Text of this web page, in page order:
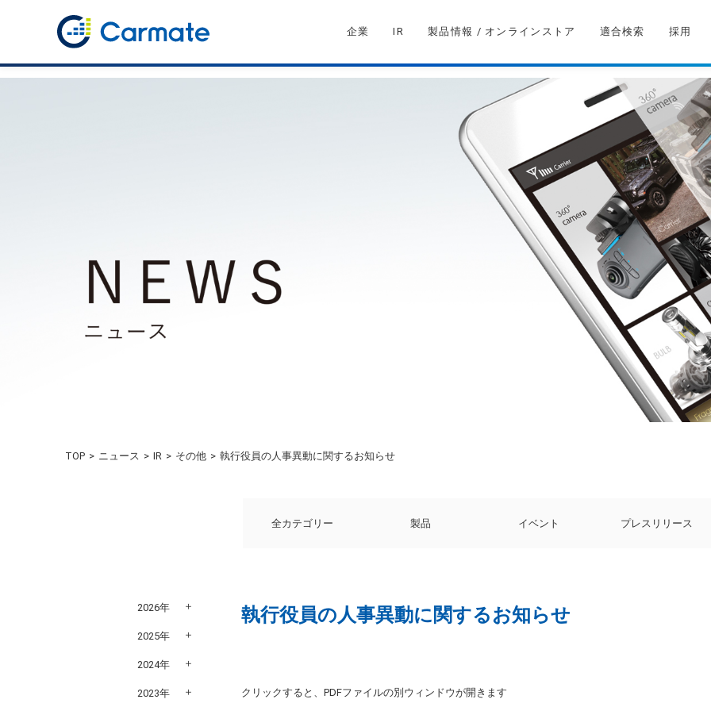
企業 IR 製品情報 / オンラインストア 適合検索 採用
TOP ニュース IR その他 執行役員の人事異動に関するお知らせ
全カテゴリー 製品 イベント プレスリリース
執行役員の人事異動に関するお知らせ
クリックすると、PDFファイルの別ウィンドウが開きます
2026年
2025年
2024年
2023年